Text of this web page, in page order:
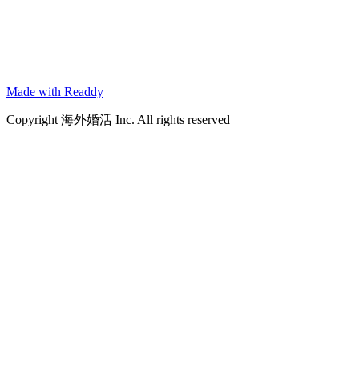
Made with Readdy
Copyright 海外婚活 Inc. All rights reserved